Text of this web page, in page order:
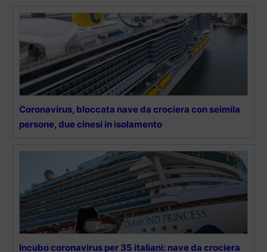
Coronavirus, bloccata nave da crociera con seimila
persone, due cinesi in isolamento
Incubo coronavirus per 35 italiani: nave da crociera